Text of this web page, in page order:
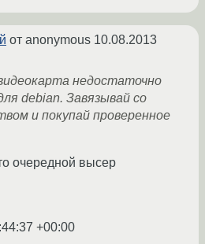
от anonymous 10.08.2013
недостаточно
debian. Завязывай со
и покупай проверенное
очередной высер
+00:00